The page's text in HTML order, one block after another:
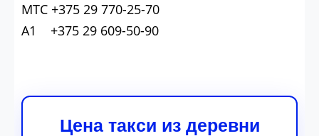
МТС +375 29 770-25-70
А1 +375 29 609-50-90
Цена такси из деревни